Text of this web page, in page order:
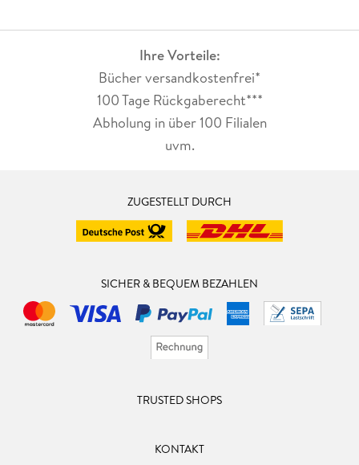
Ihre Vorteile:
Bücher versandkostenfrei*
100 Tage Rückgaberecht***
Abholung in über 100 Filialen
uvm.
ZUGESTELLT DURCH
SICHER & BEQUEM BEZAHLEN
TRUSTED SHOPS
KONTAKT